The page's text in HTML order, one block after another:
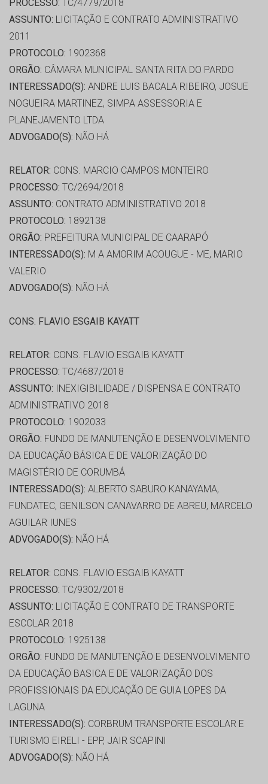
PROCESSO: TC/4779/2018
ASSUNTO: LICITAÇÃO E CONTRATO ADMINISTRATIVO
2011
PROTOCOLO: 1902368
ORGÃO: CÂMARA MUNICIPAL SANTA RITA DO PARDO
INTERESSADO(S): ANDRE LUIS BACALA RIBEIRO, JOSUE
NOGUEIRA MARTINEZ, SIMPA ASSESSORIA E
PLANEJAMENTO LTDA
ADVOGADO(S): NÃO HÁ
RELATOR: CONS. MARCIO CAMPOS MONTEIRO
PROCESSO: TC/2694/2018
ASSUNTO: CONTRATO ADMINISTRATIVO 2018
PROTOCOLO: 1892138
ORGÃO: PREFEITURA MUNICIPAL DE CAARAPÓ
INTERESSADO(S): M A AMORIM ACOUGUE - ME, MARIO
VALERIO
ADVOGADO(S): NÃO HÁ
CONS. FLAVIO ESGAIB KAYATT
RELATOR: CONS. FLAVIO ESGAIB KAYATT
PROCESSO: TC/4687/2018
ASSUNTO: INEXIGIBILIDADE / DISPENSA E CONTRATO
ADMINISTRATIVO 2018
PROTOCOLO: 1902033
ORGÃO: FUNDO DE MANUTENÇÃO E DESENVOLVIMENTO
DA EDUCAÇÃO BÁSICA E DE VALORIZAÇÃO DO
MAGISTÉRIO DE CORUMBÁ
INTERESSADO(S): ALBERTO SABURO KANAYAMA,
FUNDATEC, GENILSON CANAVARRO DE ABREU, MARCELO
AGUILAR IUNES
ADVOGADO(S): NÃO HÁ
RELATOR: CONS. FLAVIO ESGAIB KAYATT
PROCESSO: TC/9302/2018
ASSUNTO: LICITAÇÃO E CONTRATO DE TRANSPORTE
ESCOLAR 2018
PROTOCOLO: 1925138
ORGÃO: FUNDO DE MANUTENÇÃO E DESENVOLVIMENTO
DA EDUCAÇÃO BASICA E DE VALORIZAÇÃO DOS
PROFISSIONAIS DA EDUCAÇÃO DE GUIA LOPES DA
LAGUNA
INTERESSADO(S): CORBRUM TRANSPORTE ESCOLAR E
TURISMO EIRELI - EPP, JAIR SCAPINI
ADVOGADO(S): NÃO HÁ